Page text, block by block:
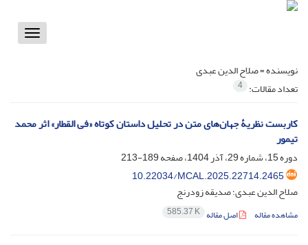
Toggle
نویسنده =صلاح الدین عبدی
تعداد مقالات: 4
کاربست نظریۀ جهان‌های متن در تحلیل داستان کوتاه «فی القطار» اثر محمد
تیمور
دوره 15، شماره 29، آذر 1404، صفحه
189-213
10.22034/MCAL.2025.22714.2465
صلاح الدین عبدی؛ صدیقه زودرنج
مشاهده مقاله اصل مقاله 585.37 K